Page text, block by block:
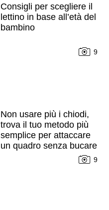
Consigli per scegliere il
lettino in base all’età del
bambino
9
Non usare più i chiodi,
trova il tuo metodo più
semplice per attaccare
un quadro senza bucare
9